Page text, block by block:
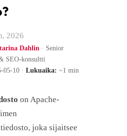
2026
Dahlin · Senior
SEO-konsultti
05-10 · Lukuaika: ~1 min
on Apache-
joka sijaitsee